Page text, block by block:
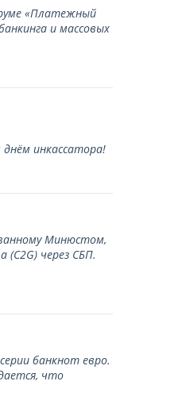
«Платежный
и массовых
инкассатора!
Минюстом,
(С2G) через СБП.
банкнот евро.
что